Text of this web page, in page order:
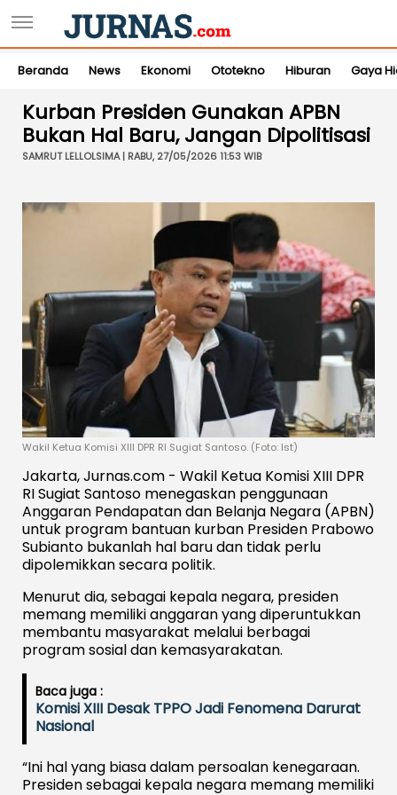
Beranda News Ekonomi Ototekno Hiburan Gaya
Kurban Presiden Gunakan APBN
Bukan Hal Baru, Jangan Dipolitisasi
SAMRUT LELLOLSIMA | RABU, 27/05/2026 11:53 WIB
Wakil Ketua Komisi XIII DPR RI Sugiat Santoso. (Foto: Ist)
Jakarta, Jurnas.com - Wakil Ketua Komisi XIII DPR
RI Sugiat Santoso menegaskan penggunaan
Anggaran Pendapatan dan Belanja Negara (APBN)
untuk program bantuan kurban Presiden Prabowo
Subianto bukanlah hal baru dan tidak perlu
dipolemikkan secara politik.
Menurut dia, sebagai kepala negara, presiden
memang memiliki anggaran yang diperuntukkan
membantu masyarakat melalui berbagai
program sosial dan kemasyarakatan.
Baca juga :
Komisi XIII Desak TPPO Jadi Fenomena Darurat
Nasional
“Ini hal yang biasa dalam persoalan kenegaraan.
Presiden sebagai kepala negara memang memiliki